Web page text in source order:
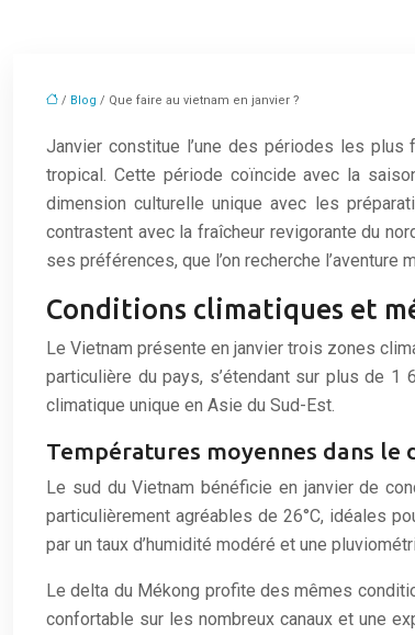
/ Blog / Que faire au vietnam en janvier ?
Janvier constitue l’une des périodes les plus
tropical. Cette période coïncide avec la
dimension culturelle unique avec les
contrastent avec la fraîcheur revigorante du
ses préférences, que l’on recherche l’aventure
Conditions climatiques et
Le Vietnam présente en janvier trois zones
particulière du pays, s’étendant sur plus de
climatique unique en Asie du Sud-Est.
Températures moyennes dans le
Le sud du Vietnam bénéficie en janvier de
particulièrement agréables de 26°C, idéales
par un taux d’humidité modéré et une
Le delta du Mékong profite des mêmes
confortable sur les nombreux canaux et une